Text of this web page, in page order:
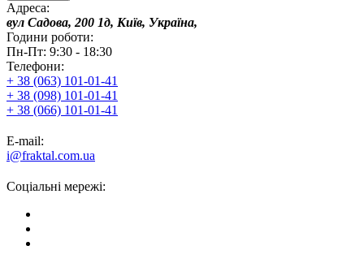
Адреса:
вул Садова, 200 1д, Київ, Україна,
Години роботи:
Пн-Пт: 9:30 - 18:30
Телефони:
+ 38 (063) 101-01-41
+ 38 (098) 101-01-41
+ 38 (066) 101-01-41
E-mail:
i@fraktal.com.ua
Соціальні мережі: